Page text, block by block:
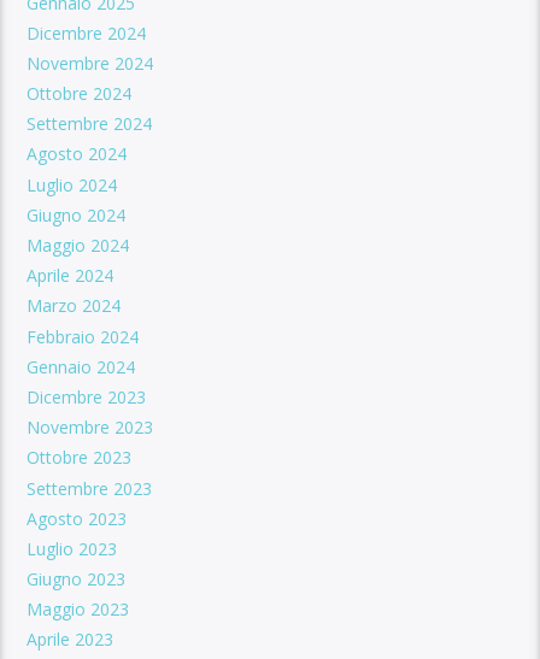
Dicembre 2024
Novembre 2024
Ottobre 2024
Settembre 2024
Agosto 2024
Luglio 2024
Giugno 2024
Maggio 2024
Aprile 2024
Marzo 2024
Febbraio 2024
Gennaio 2024
Dicembre 2023
Novembre 2023
Ottobre 2023
Settembre 2023
Agosto 2023
Luglio 2023
Giugno 2023
Maggio 2023
Aprile 2023